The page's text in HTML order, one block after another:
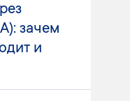
зачем
и